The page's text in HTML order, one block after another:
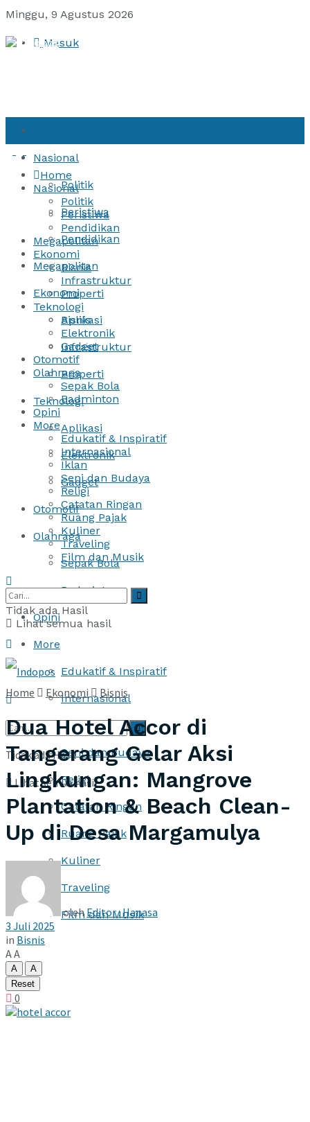
Minggu, 9 Agustus 2026
Masuk
Nasional
Politik
Peristiwa
Pendidikan
Megapolitan
Ekonomi
Bisnis
Infrastruktur
Properti
Teknologi
Aplikasi
Elektronik
Gadget
Otomotif
Olahraga
Sepak Bola
Badminton
Opini
More
Edukatif & Inspiratif
Internasional
Iklan
Seni dan Budaya
Religi
Catatan Ringan
Ruang Pajak
Kuliner
Traveling
Film dan Musik
Home
Nasional
Politik
Peristiwa
Pendidikan
Megapolitan
Ekonomi
Bisnis
Infrastruktur
Properti
Teknologi
Aplikasi
Elektronik
Gadget
Otomotif
Olahraga
Sepak Bola
Badminton
Opini
More
Edukatif & Inspiratif
Internasional
Iklan
Seni dan Budaya
Religi
Catatan Ringan
Ruang Pajak
Kuliner
Traveling
Film dan Musik
Tidak ada Hasil
Lihat semua hasil
Tidak ada Hasil
Lihat semua hasil
Home Ekonomi Bisnis
Dua Hotel Accor di
Tangerang Gelar Aksi
Lingkungan: Mangrove
Plantation & Beach Clean-
Up di Desa Margamulya
oleh Editor : Hanasa
3 Juli 2025
in Bisnis
AA
A
A
Reset
0